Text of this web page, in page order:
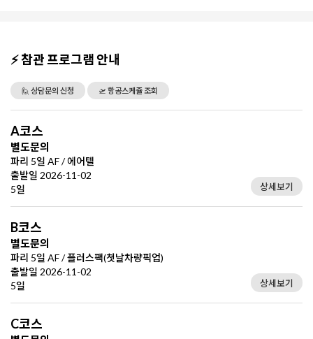
⚡ 참관 프로그램 안내
🙋 상담문의 신청 🛫 항공스케쥴 조회
A코스
별도문의
파리 5일 AF / 에어텔
출발일 2026-11-02
5일
상세보기
B코스
별도문의
파리 5일 AF / 플러스팩(첫날차량픽업)
출발일 2026-11-02
5일
상세보기
C코스